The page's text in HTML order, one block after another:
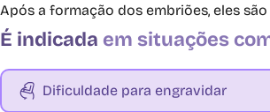
Após a formação dos embriões, eles
É indicada em situações
Dificuldade para engravidar